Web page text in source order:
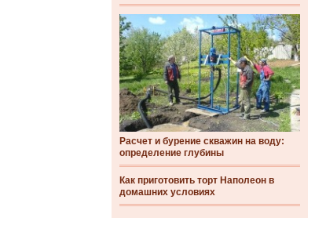
Расчет и бурение скважин на воду:
определение глубины
Как приготовить торт Наполеон в
домашних условиях